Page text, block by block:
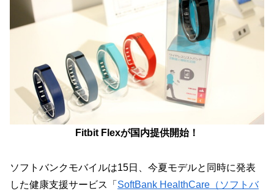
Fitbit Flexが国内提供開始！
ソフトバンクモバイルは15日、今夏モデルと同時に発表
した健康支援サービス「 SoftBank HealthCare（ソフトバ